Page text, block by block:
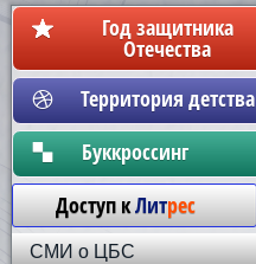
Год защитника
Отечества
Территория детства
Бyккpoccинг
Доступ кЛитрес
СМИ о ЦБС